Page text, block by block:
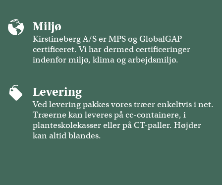
Miljø
Kirstineberg A/S er MPS og GlobalGAP
certificeret. Vi har dermed certificeringer
indenfor miljø, klima og arbejdsmiljø.
Levering
Ved levering pakkes vores træer enkeltvis i net.
Træerne kan leveres på cc-containere, i
planteskolekasser eller på CT-paller. Højder
kan altid blandes.